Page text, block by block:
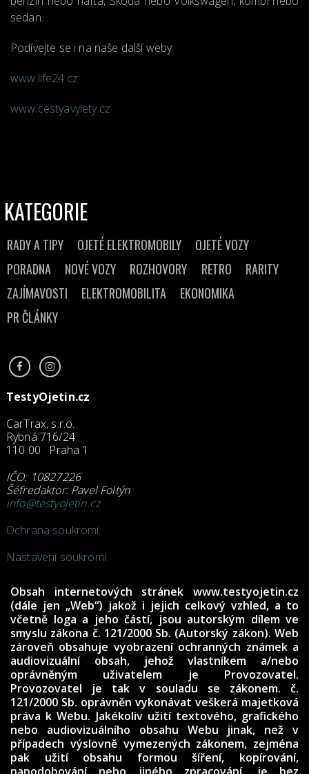
sedan…
Podívejte se i na naše další weby:
www.life24.cz
www.cestyavylety.cz
KATEGORIE
RADY A TIPY OJETÉ ELEKTROMOBILY
OJETÉ VOZY
PORADNA
NOVÉ VOZY ROZHOVORY RETRO
RARITY
ZAJÍMAVOSTI
ELEKTROMOBILITA
EKONOMIKA
PR ČLÁNKY
TestyOjetin.cz
CarTrax, s.r.o.
Rybná 716/24
110 00 Praha 1
IČO: 10827226
Šéfredaktor: Pavel Foltýn
info@testyojetin.cz
Ochrana soukromí
Nastavení soukromí
Obsah internetových stránek www.testyojetin.cz
(dále jen „Web“) jakož i jejich celkový vzhled, a to
včetně loga a jeho částí, jsou autorským dílem ve
smyslu zákona č. 121/2000 Sb. (Autorský zákon). Web
zároveň obsahuje vyobrazení ochranných známek a
audiovizuální obsah, jehož vlastníkem a/nebo
oprávněným uživatelem je Provozovatel.
Provozovatel je tak v souladu se zákonem. č.
121/2000 Sb. oprávněn vykonávat veškerá majetková
práva k Webu. Jakékoliv užití textového, grafického
nebo audiovizuálního obsahu Webu jinak, než v
případech výslovně vymezených zákonem, zejména
pak užití obsahu formou šíření, kopírování,